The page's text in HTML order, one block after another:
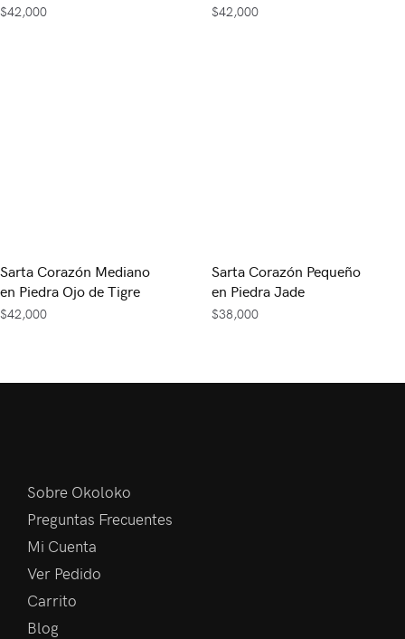
$42,000 $42,000
Sarta Corazón Mediano
en Piedra Ojo de Tigre
$42,000
Sarta Corazón Pequeño
en Piedra Jade
$38,000
Sobre Okoloko
Preguntas Frecuentes
Mi Cuenta
Ver Pedido
Carrito
Blog